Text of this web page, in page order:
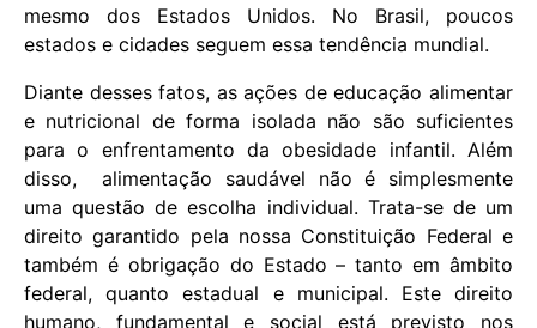
mesmo dos Estados Unidos. No Brasil, poucos
estados e cidades seguem essa tendência mundial.
Diante desses fatos, as ações de educação alimentar
e nutricional de forma isolada não são suficientes
para o enfrentamento da obesidade infantil. Além
disso, alimentação saudável não é simplesmente
uma questão de escolha individual. Trata-se de um
direito garantido pela nossa Constituição Federal e
também é obrigação do Estado – tanto em âmbito
federal, quanto estadual e municipal. Este direito
humano, fundamental e social está previsto nos